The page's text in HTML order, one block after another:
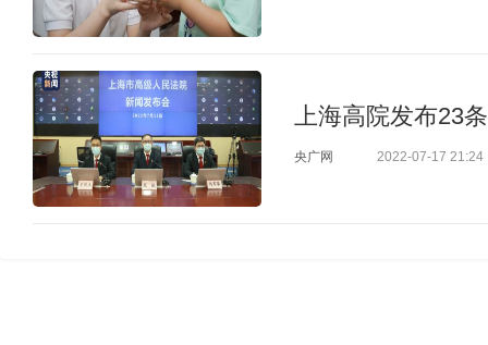
上海高院发布23
央广网 2022-07-17 21:24